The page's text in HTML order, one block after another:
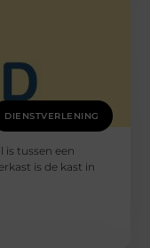
DIENSTVERLENING
is tussen een
is de kast in